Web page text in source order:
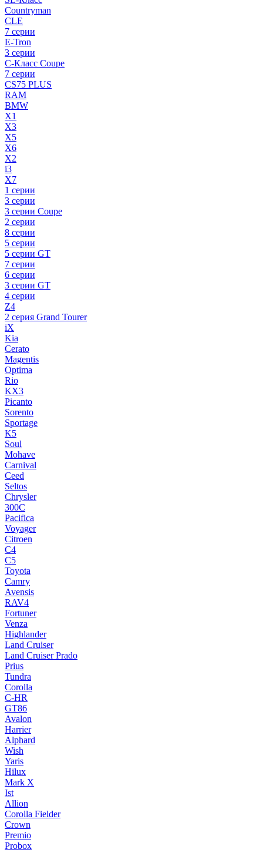
Countryman
CLE
7 серии
E-Tron
3 серии
C-Класс Coupe
7 серии
CS75 PLUS
RAM
BMW
X1
X3
X5
X6
X2
i3
X7
1 серии
3 серии
3 серии Coupe
2 серии
8 серии
5 серии
5 серии GT
7 серии
6 серии
3 серии GT
4 серии
Z4
2 серия Grand Tourer
iX
Kia
Cerato
Magentis
Optima
Rio
KX3
Picanto
Sorento
Sportage
K5
Soul
Mohave
Carnival
Ceed
Seltos
Chrysler
300C
Pacifica
Voyager
Citroen
C4
C5
Toyota
Camry
Avensis
RAV4
Fortuner
Venza
Highlander
Land Cruiser
Land Cruiser Prado
Prius
Tundra
Corolla
C-HR
GT86
Avalon
Harrier
Alphard
Wish
Yaris
Hilux
Mark X
Ist
Allion
Corolla Fielder
Crown
Premio
Probox